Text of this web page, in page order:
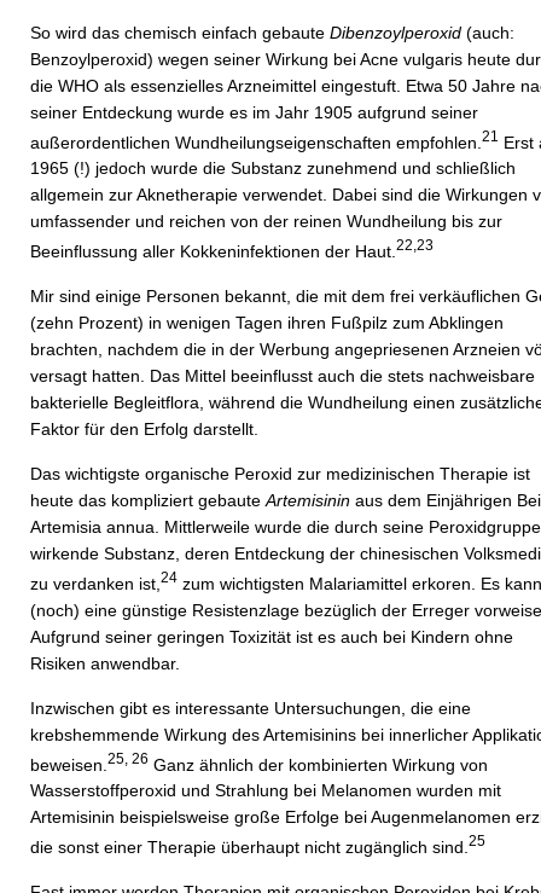
So wird das chemisch einfach gebaute Dibenzoylperoxid (auch:
Benzoylperoxid) wegen seiner Wirkung bei Acne vulgaris heute
die WHO als essenzielles Arzneimittel eingestuft. Etwa 50 Jahre
seiner Entdeckung wurde es im Jahr 1905 aufgrund seiner
außerordentlichen Wundheilungseigenschaften empfohlen. 21
Erst
1965 (!) jedoch wurde die Substanz zunehmend und schließlich
allgemein zur Aknetherapie verwendet. Dabei sind die Wirkungen
umfassender und reichen von der reinen Wundheilung bis zur
Beeinflussung aller Kokkeninfektionen der Haut. 22,23
Mir sind einige Personen bekannt, die mit dem frei verkäuflichen
(zehn Prozent) in wenigen Tagen ihren Fußpilz zum Abklingen
brachten, nachdem die in der Werbung angepriesenen Arzneien
versagt hatten. Das Mittel beeinflusst auch die stets nachweisbare
bakterielle Begleitflora, während die Wundheilung einen
Faktor für den Erfolg darstellt.
Das wichtigste organische Peroxid zur medizinischen Therapie ist
heute das kompliziert gebaute Artemisinin aus dem Einjährigen
Artemisia annua. Mittlerweile wurde die durch seine Peroxidgruppe
wirkende Substanz, deren Entdeckung der chinesischen
zu verdanken ist, 24 zum wichtigsten Malariamittel erkoren. Es kann
(noch) eine günstige Resistenzlage bezüglich der Erreger
Aufgrund seiner geringen Toxizität ist es auch bei Kindern ohne
Risiken anwendbar.
Inzwischen gibt es interessante Untersuchungen, die eine
krebshemmende Wirkung des Artemisinins bei innerlicher
beweisen. 25, 26 Ganz ähnlich der kombinierten Wirkung von
Wasserstoffperoxid und Strahlung bei Melanomen wurden mit
Artemisinin beispielsweise große Erfolge bei Augenmelanomen
die sonst einer Therapie überhaupt nicht zugänglich sind. 25